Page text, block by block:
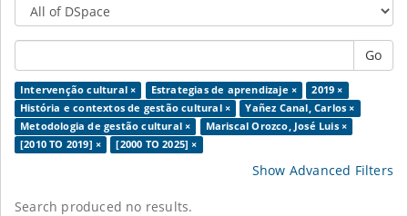
Go
Intervenção cultural × Estrategias de aprendizaje ×
2019 ×
História e contextos de gestão cultural ×
Yañez Canal, Carlos ×
Metodologia de gestão cultural ×
Mariscal Orozco, José Luis ×
[2010 TO 2019] ×
[2000 TO 2025] ×
Show Advanced Filters
Search produced no results.